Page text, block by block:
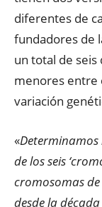
diferentes de
fundadores de
un total de seis
menores entre
variación
«Determinamos
de los seis
cromosomas
desde la